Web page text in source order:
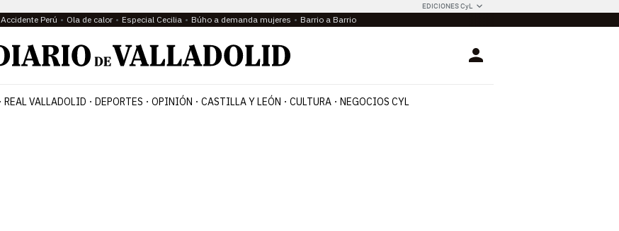
EDICIONES CyL
Accidente Perú Ola de calor Especial Cecilia Búho a demanda mujeres Barrio a Barrio
Login
REAL VALLADOLID DEPORTES OPINIÓN CASTILLA Y LEÓN CULTURA NEGOCIOS CYL